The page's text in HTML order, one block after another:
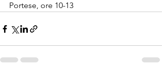
Portese, ore 10-13